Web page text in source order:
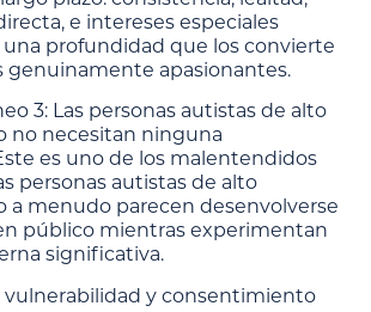
e intereses especiales
profundidad que los convierte
genuinamente apasionantes.
3: Las personas autistas de alto
no necesitan ninguna
es uno de los malentendidos
personas autistas de alto
a menudo parecen desenvolverse
público mientras experimentan
significativa.
vulnerabilidad y consentimiento